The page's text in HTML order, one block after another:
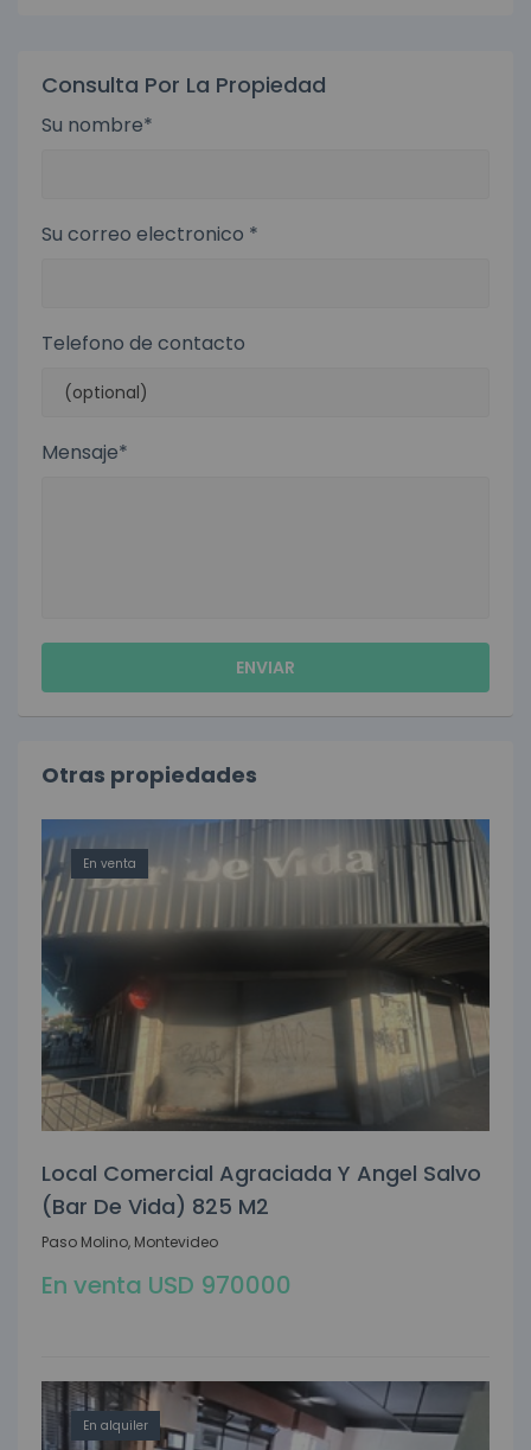
Consulta Por La Propiedad
Su nombre*
Su correo electronico *
Telefono de contacto
Mensaje*
Otras propiedades
En venta
Local Comercial Agraciada Y Angel Salvo
(bar De Vida) 825 M2
Paso Molino, Montevideo
En venta USD 970000
En alquiler